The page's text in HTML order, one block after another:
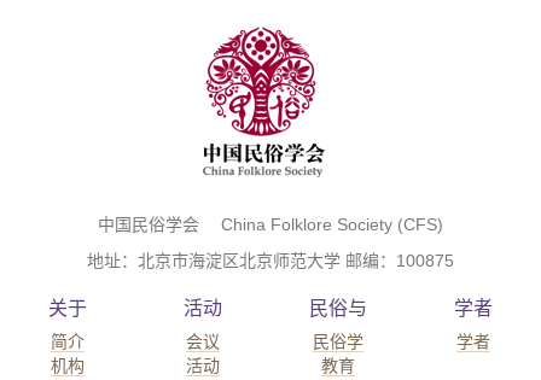
中国民俗学会 China Folklore Society (CFS)
地址：北京市海淀区北京师范大学 邮编：100875
关于
简介
机构
活动
会议
活动
民俗与
民俗学
教育
学者
学者